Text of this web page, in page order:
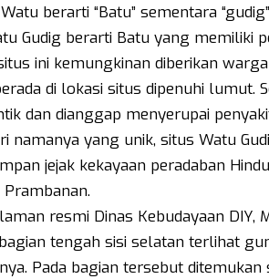
Watu berarti “Batu” sementara
Gudig berarti Batu yang memiliki
ini kemungkinan diberikan
di lokasi situs dipenuhi lumut.
dan dianggap menyerupai
namanya yang unik, situs Watu
jejak kekayaan peradaban
resmi Dinas Kebudayaan DIY,
tengah sisi selatan terlihat
Pada bagian tersebut